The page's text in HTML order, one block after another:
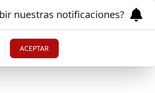
nuestras notificaciones?
ACEPTAR